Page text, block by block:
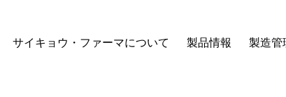
サイキョウ・ファーマについて 製品情報 製造管